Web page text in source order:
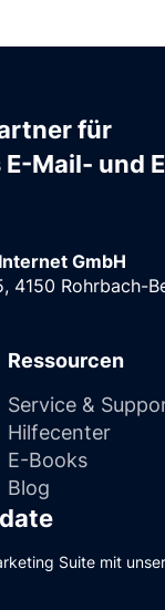
für
Mail- und
GmbH
4150 Rohrbach-
Ressourcen
Service &
Hilfecenter
E-Books
Blog
Suite mit